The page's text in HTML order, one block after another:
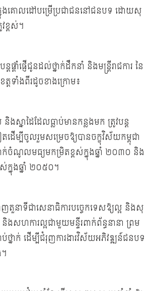
នុងគោលដៅបម្រើប្រជាជននៅជនបទ ដោយសុ
ខ្ពស់។
ន្តផ្ដាំផ្ញើជូនដល់ថ្នាក់ដឹកនាំ និងមន្ត្រីរាជការ នៃ
ត្តទាំងពីរដូចខាងក្រោម៖
ស្នាដៃដែលធ្លាប់មានកន្លងមក ត្រូវបន្ត
តដើម្បីចូលរួមសម្រេចឱ្យបានចក្ខុវិស័យកម្ពុជា
រាក់ចំណូលមធ្យមកម្រិតខ្ពស់ក្នុងឆ្នាំ ២០៣០ និង
នុងឆ្នាំ ២០៥០។
តួនាទីជាសេនាធិការបច្ចេកទេសឱ្យល្អ និងសុ
ងសហការល្អជាមួយមន្ទីរពាក់ព័ន្ធនានា ព្រម
ប់ថ្នាក់ ដើម្បីជំរុញការងារវិស័យអភិវឌ្ឍន៍ជនបទ